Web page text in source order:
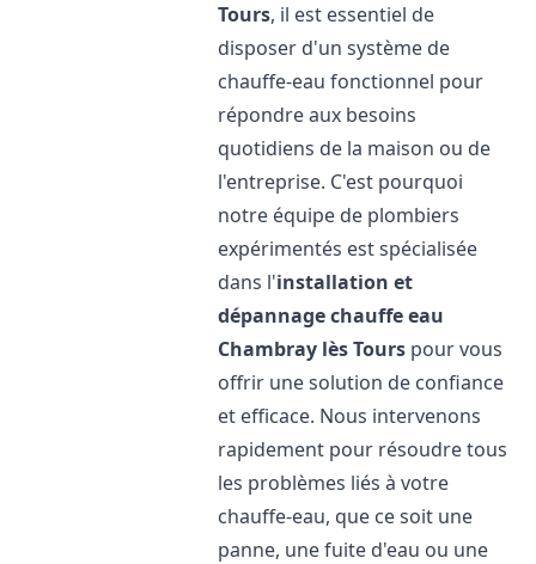
Tours, il est essentiel de
disposer d'un système de
chauffe-eau fonctionnel pour
répondre aux besoins
quotidiens de la maison ou de
l'entreprise. C'est pourquoi
notre équipe de plombiers
expérimentés est spécialisée
dans l'installation et
dépannage chauffe eau
Chambray lès Tours pour vous
offrir une solution de confiance
et efficace. Nous intervenons
rapidement pour résoudre tous
les problèmes liés à votre
chauffe-eau, que ce soit une
panne, une fuite d'eau ou une